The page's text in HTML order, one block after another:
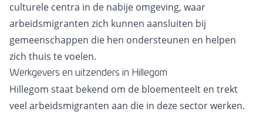
culturele centra in de nabije omgeving, waar
arbeidsmigranten zich kunnen aansluiten bij
gemeenschappen die hen ondersteunen en helpen
zich thuis te voelen.
Werkgevers en uitzenders in Hillegom
Hillegom staat bekend om de bloementeelt en trekt
veel arbeidsmigranten aan die in deze sector werken.